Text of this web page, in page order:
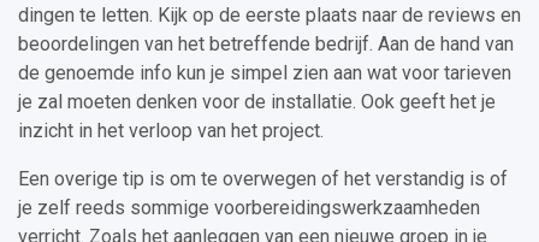
dingen te letten. Kijk op de eerste plaats naar de reviews en
beoordelingen van het betreffende bedrijf. Aan de hand van
de genoemde info kun je simpel zien aan wat voor tarieven
je zal moeten denken voor de installatie. Ook geeft het je
inzicht in het verloop van het project.
Een overige tip is om te overwegen of het verstandig is of
je zelf reeds sommige voorbereidingswerkzaamheden
verricht. Zoals het aanleggen van een nieuwe groep in je